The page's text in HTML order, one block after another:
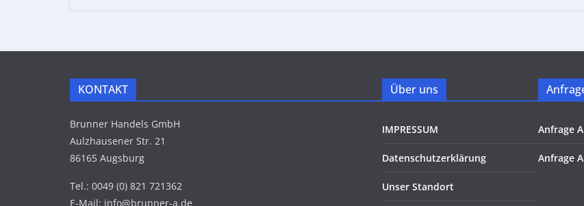
KONTAKT
Brunner Handels GmbH
Aulzhausener Str. 21
86165 Augsburg
Tel.: 0049 (0) 821 721362
E-Mail: info@brunner-a.de
Über uns
IMPRESSUM
Datenschutzerklärung
Unser Standort
Anfrage
Anfrage